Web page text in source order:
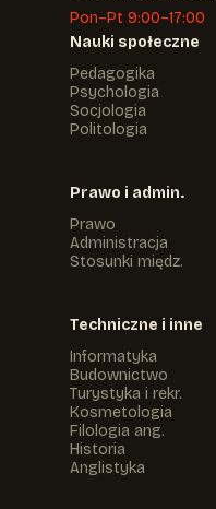
Pon–Pt 9:00–17:00
Nauki społeczne
Pedagogika
Psychologia
Socjologia
Politologia
Prawo i admin.
Prawo
Administracja
Stosunki międz.
Techniczne i inne
Informatyka
Budownictwo
Turystyka i rekr.
Kosmetologia
Filologia ang.
Historia
Anglistyka